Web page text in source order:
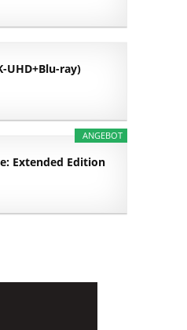
UHD+Blu-ray)
ANGEBOT
Extended Edition